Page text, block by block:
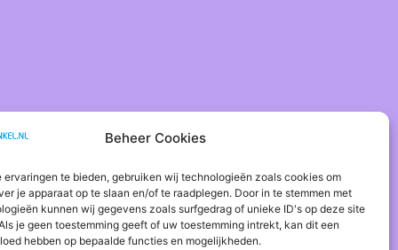
Beheer Cookies
ervaringen te bieden, gebruiken wij technologieën zoals cookies om
je apparaat op te slaan en/of te raadplegen. Door in te stemmen met
kunnen wij gegevens zoals surfgedrag of unieke ID's op deze site
je geen toestemming geeft of uw toestemming intrekt, kan dit een
hebben op bepaalde functies en mogelijkheden.